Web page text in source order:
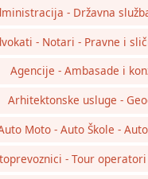
- Državna
- Notari - Pravne i
Agencije - Ambasade i
Arhitektonske usluge -
Moto - Auto Škole -
- Tour